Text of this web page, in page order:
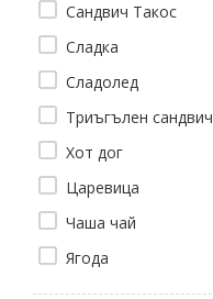
Сандвич Такос
Сладка
Сладолед
Триъгълен сандвич
Хот дог
Царевица
Чаша чай
Ягода